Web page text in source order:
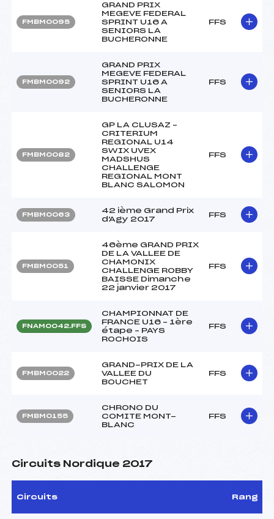
FMBM0095
GRAND PRIX
MEGEVE FEDERAL
SPRINT U16 A
SENIORS LA
BUCHERONNE
FFS
FMBM0092
GRAND PRIX
MEGEVE FEDERAL
SPRINT U16 A
SENIORS LA
BUCHERONNE
FFS
FMBM0082
GP LA CLUSAZ –
CRITERIUM
REGIONAL U14
SWIX UVEX
MADSHUS
CHALLENGE
REGIONAL MONT
BLANC SALOMON
FFS
FMBM0063
42 ième Grand Prix
d'Agy 2017
FFS
FMBM0051
46ème GRAND PRIX
DE LA VALLEE DE
CHAMONIX
CHALLENGE ROBBY
BAISSE Dimanche
22 janvier 2017
FFS
FNAM0042.FFS
CHAMPIONNAT DE
FRANCE U16 – 1ère
étape – PAYS
ROCHOIS
FFS
FMBM0022
GRAND-PRIX DE LA
VALLEE DU
BOUCHET
FFS
FMBM0155
CHRONO DU
COMITE MONT-
BLANC
FFS
Circuits Nordique 2017
Circuits Rang